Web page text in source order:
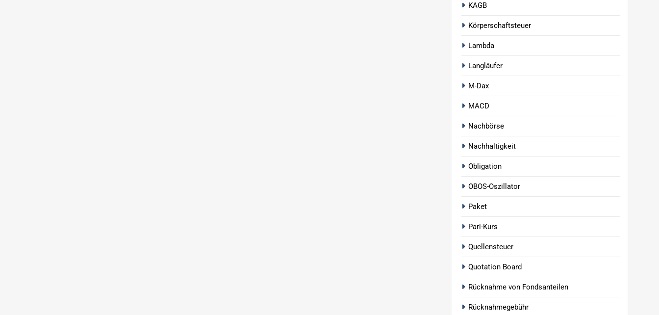
KAGB
Körperschaftsteuer
Lambda
Langläufer
M-Dax
MACD
Nachbörse
Nachhaltigkeit
Obligation
OBOS-Oszillator
Paket
Pari-Kurs
Quellensteuer
Quotation Board
Rücknahme von Fondsanteilen
Rücknahmegebühr